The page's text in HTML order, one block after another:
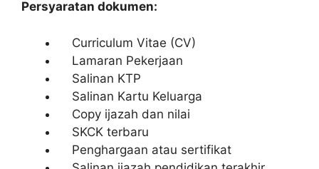
Persyaratan dokumen:
Curriculum Vitae (CV)
Lamaran Pekerjaan
Salinan KTP
Salinan Kartu Keluarga
Copy ijazah dan nilai
SKCK terbaru
Penghargaan atau sertifikat